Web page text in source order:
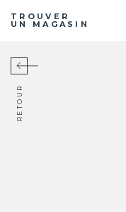
TROUVER
UN MAGASIN
RETOUR